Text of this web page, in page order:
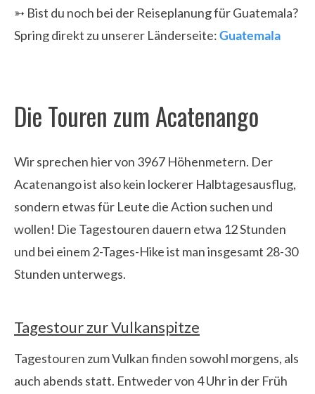
➳ Bist du noch bei der Reiseplanung für Guatemala?
Spring direkt zu unserer Länderseite:Guatemala
Die Touren zum Acatenango
Wir sprechen hier von 3967 Höhenmetern. Der
Acatenango ist also kein lockerer Halbtagesausflug,
sondern etwas für Leute die Action suchen und
wollen! Die Tagestouren dauern etwa 12 Stunden
und bei einem 2-Tages-Hike ist man insgesamt 28-30
Stunden unterwegs.
Tagestour zur Vulkanspitze
Tagestouren zum Vulkan finden sowohl morgens, als
auch abends statt. Entweder von 4 Uhr in der Früh